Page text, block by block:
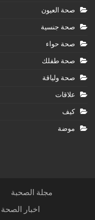
صحة العيون
صحة جنسية
صحة حواء
صحة طفلك
صحة ولياقة
علاقات
كيف
موضة
مجلة الصحبة
اخبار